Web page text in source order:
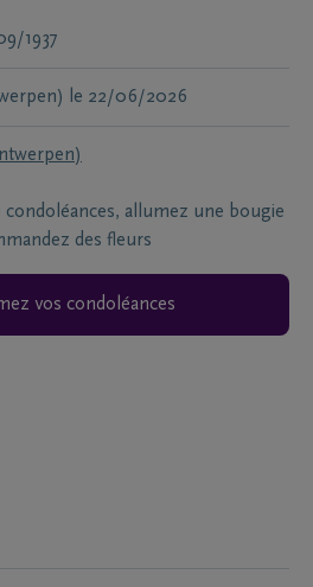
1937
le 22/06/2026
condoléances, allumez une bougie
des fleurs
vos condoléances